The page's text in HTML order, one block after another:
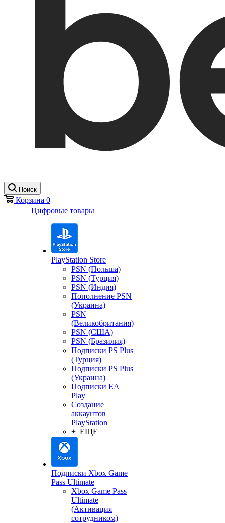
Поиск
Корзина 0
Цифровые товары
PlayStation Store
PSN (Польша)
PSN (Турция)
PSN (Индия)
Пополнение PSN
(Украина)
PSN
(Великобритания)
PSN (США)
PSN (Бразилия)
Подписки PS Plus
(Турция)
Подписки PS Plus
(Украина)
Подписки EA
Play
Создание
аккаунтов
PlayStation
+ ЕЩЕ
Подписки Xbox Game
Pass Ultimate
Xbox Game Pass
Ultimate
(Активация
сотрудником)